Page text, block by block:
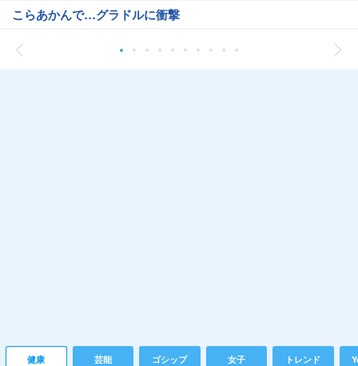
こらあかんで…グラドルに衝撃
健康 芸能 ゴシップ 女子 トレンド